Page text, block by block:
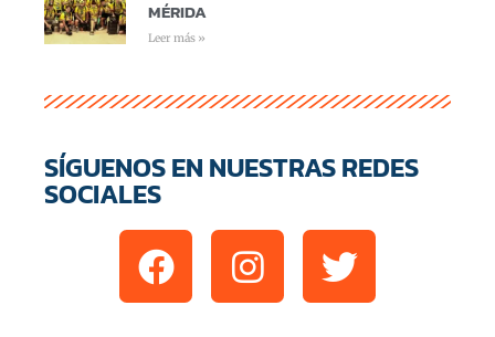
MÉRIDA
Leer más »
SÍGUENOS EN NUESTRAS REDES
SOCIALES